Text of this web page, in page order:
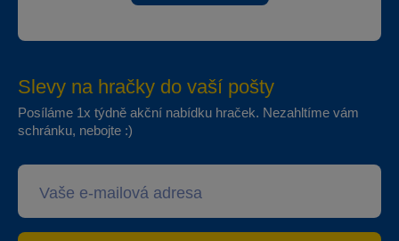
Slevy na hračky do vaší pošty
Posíláme 1x týdně akční nabídku hraček. Nezahltíme vám
schránku, nebojte :)